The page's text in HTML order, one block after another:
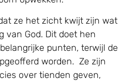
ze het zicht kwijt zijn wat
van God. Dit doet hen
punten, terwijl de
worden. Ze zijn
over tienden geven,